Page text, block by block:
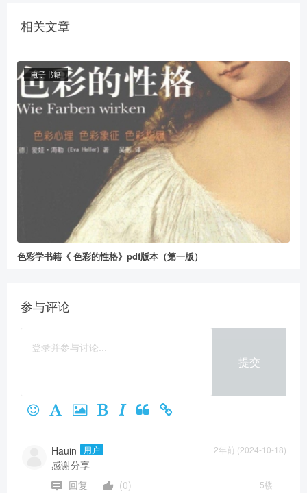
相关文章
电子书籍
色彩学书籍《 色彩的性格》pdf版本（第一版）
参与评论
提交
Hauin 用户
感谢分享
2年前 (2024-10-18)
5楼
回复 (0)